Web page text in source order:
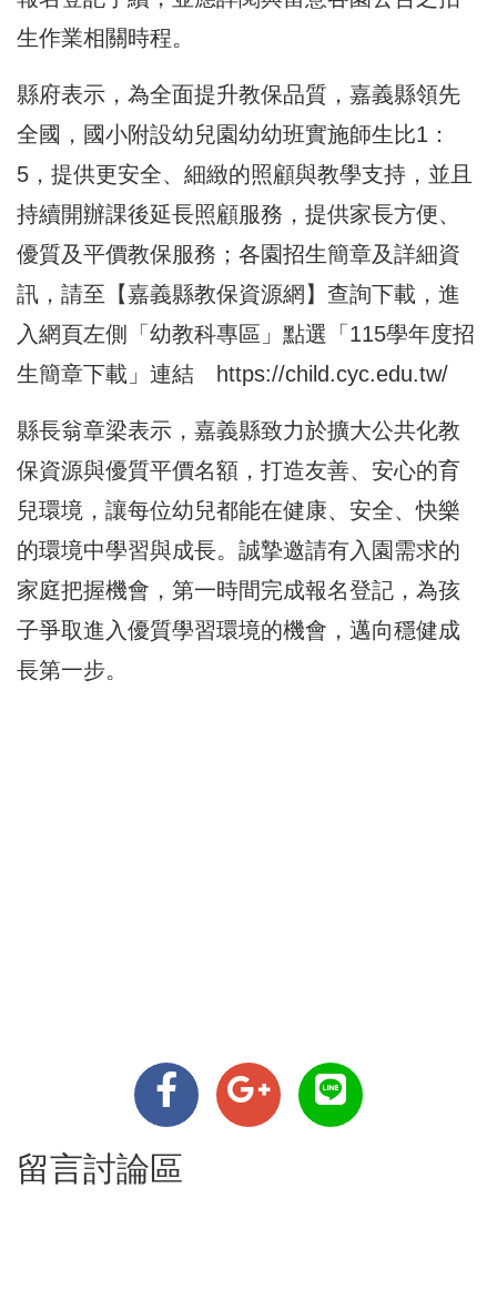
生作業相關時程。
縣府表示，為全面提升教保品質，嘉義縣領先
全國，國小附設幼兒園幼幼班實施師生比1：
5，提供更安全、細緻的照顧與教學支持，並且
持續開辦課後延長照顧服務，提供家長方便、
優質及平價教保服務；各園招生簡章及詳細資
訊，請至【嘉義縣教保資源網】查詢下載，進
入網頁左側「幼教科專區」點選「115學年度招
生簡章下載」連結
https://child.cyc.edu.tw/
縣長翁章梁表示，嘉義縣致力於擴大公共化教
保資源與優質平價名額，打造友善、安心的育
兒環境，讓每位幼兒都能在健康、安全、快樂
的環境中學習與成長。誠摯邀請有入園需求的
家庭把握機會，第一時間完成報名登記，為孩
子爭取進入優質學習環境的機會，邁向穩健成
長第一步。
留言討論區